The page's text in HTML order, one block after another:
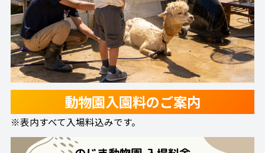
動物園入園料のご案内
※表内すべて入場料込みです。